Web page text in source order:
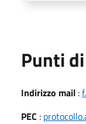
Punti
Indirizzo mail :
PEC :